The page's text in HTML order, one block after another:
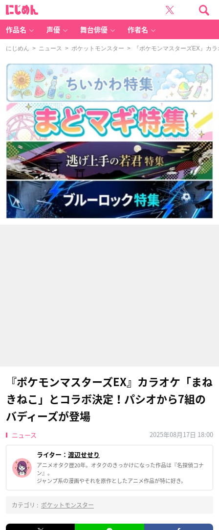
作品名 声優 舞台俳優 作者名
にじめん > ニュース > ポケットモンスター > 『ポケモンマスターズEX』カ
『ポケモンマスターズEX』カラオケ「まね
きねこ」とコラボ決定！パシオから7組の
バディーズが登場
ニュース 2025年08月17日 18:00
ライター： 渡辺せせり
アニメオタク歴20年。オタクのきっかけになった作品は『名探偵コナ
ン』。
ジャンプ系の漫画やそれを原作としたアニメ作品が特に好き。
カテゴリ : ポケットモンスター